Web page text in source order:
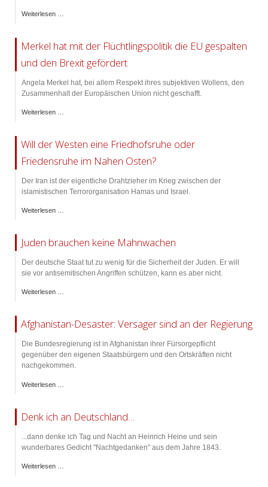
Weiterlesen …
Merkel hat mit der Flüchtlingspolitik die EU gespalten
und den Brexit gefördert
Angela Merkel hat, bei allem Respekt ihres subjektiven Wollens, den
Zusammenhalt der Europäischen Union nicht geschafft.
Weiterlesen …
Will der Westen eine Friedhofsruhe oder
Friedensruhe im Nahen Osten?
Der Iran ist der eigentliche Drahtzieher im Krieg zwischen der
islamistischen Terrororganisation Hamas und Israel.
Weiterlesen …
Juden brauchen keine Mahnwachen
Der deutsche Staat tut zu wenig für die Sicherheit der Juden. Er will
sie vor antisemitischen Angriffen schützen, kann es aber nicht.
Weiterlesen …
Afghanistan-Desaster: Versager sind an der Regierung
Die Bundesregierung ist in Afghanistan ihrer Fürsorgepflicht
gegenüber den eigenen Staatsbürgern und den Ortskräften nicht
nachgekommen.
Weiterlesen …
Denk ich an Deutschland…
...dann denke ich Tag und Nacht an Heinrich Heine und sein
wunderbares Gedicht "Nachtgedanken" aus dem Jahre 1843.
Weiterlesen …